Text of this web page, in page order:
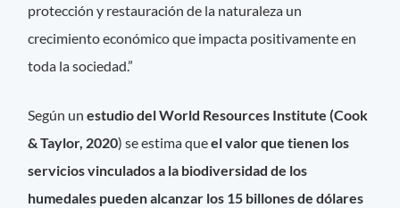
protección y restauración de la naturaleza un
crecimiento económico que impacta positivamente en
toda la sociedad.”
Según unestudio del World Resources Institute (Cook
& Taylor, 2020) se estima queel valor que tienen los
servicios vinculados a la biodiversidad de los
humedales pueden alcanzar los 15 billones de dólares